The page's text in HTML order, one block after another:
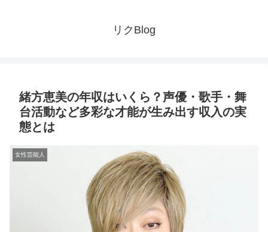
リクBlog
緒方恵美の年収はいくら？声優・歌手・舞
台活動など多彩な才能が生み出す収入の実
態とは
女性芸能人